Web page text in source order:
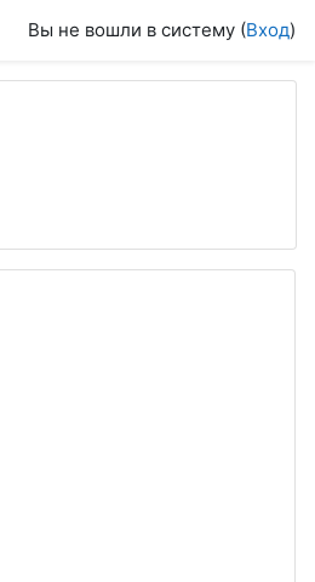
Вы не вошли в систему (Вход)